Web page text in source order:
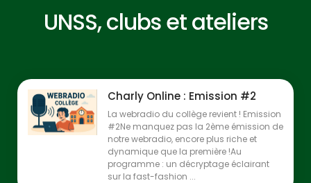
UNSS, clubs et ateliers
Charly Online : Emission #2
La webradio du collège revient ! Emission
#2Ne manquez pas la 2ème émission de
notre webradio, encore plus riche et
dynamique que la première !Au
programme : un décryptage éclairant
sur la fast-fashion ...